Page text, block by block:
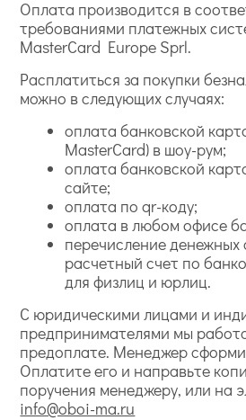
Оплата производится в
требованиями платежных
MasterCard Europe Sprl.
Расплатиться за покупки
можно в следующих случаях:
оплата банковской
MasterCard) в шоу-рум;
оплата банковской
сайте;
оплата по qr-коду;
оплата в любом офисе
перечисление денежных
расчетный счет по
для физлиц и юрлиц.
С юридическими лицами и
предпринимателями мы
предоплате. Менеджер
Оплатите его и направьте
поручения менеджеру, или на
info@oboi-ma.ru